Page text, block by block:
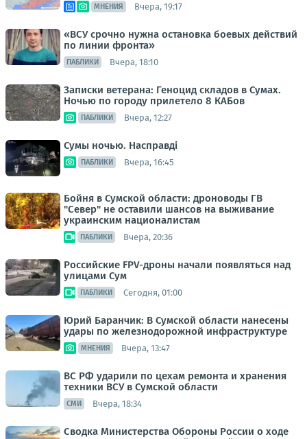
МНЕНИЯ Вчера, 19:17
«ВСУ срочно нужна остановка боевых действий
по линии фронта»
ПАБЛИКИ Вчера, 18:10
Записки ветерана: Геноцид складов в Сумах.
Ночью по городу прилетело 8 КАБов
ПАБЛИКИ Вчера, 12:27
Сумы ночью. Насправді
ПАБЛИКИ Вчера, 16:45
Бойня в Сумской области: дроноводы ГВ
"Север" не оставили шансов на выживание
украинским националистам
ПАБЛИКИ Вчера, 20:36
Российские FPV-дроны начали появляться над
улицами Сум
ПАБЛИКИ Сегодня, 01:00
Юрий Баранчик: В Сумской области нанесены
удары по железнодорожной инфраструктуре
МНЕНИЯ Вчера, 13:47
ВС РФ ударили по цехам ремонта и хранения
техники ВСУ в Сумской области
СМИ Вчера, 18:34
Сводка Министерства Обороны России о ходе